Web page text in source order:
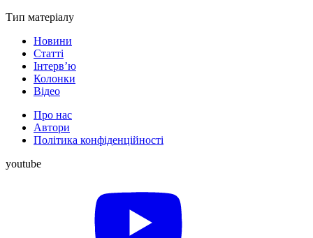
Тип матеріалу
Новини
Статті
Інтерв’ю
Колонки
Відео
Про нас
Автори
Політика конфіденційності
youtube